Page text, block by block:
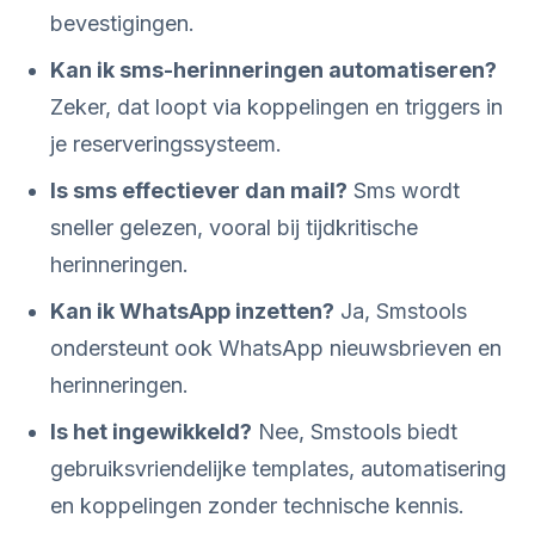
bevestigingen.
Kan ik sms-herinneringen automatiseren?
Zeker, dat loopt via koppelingen en triggers in
je reserveringssysteem.
Is sms effectiever dan mail? Sms wordt
sneller gelezen, vooral bij tijdkritische
herinneringen.
Kan ik WhatsApp inzetten? Ja, Smstools
ondersteunt ook WhatsApp nieuwsbrieven en
herinneringen.
Is het ingewikkeld? Nee, Smstools biedt
gebruiksvriendelijke templates, automatisering
en koppelingen zonder technische kennis.